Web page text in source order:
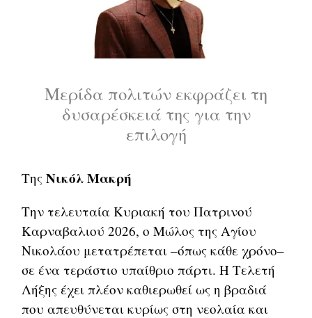
Μερίδα πολιτών εκφράζει τη
δυσαρέσκειά της για την
επιλογή
ΤηςΝικόλ Μακρή
Την τελευταία Κυριακή του Πατρινού
Καρναβαλιού 2026, ο Μώλος της Αγίου
Νικολάου μετατρέπεται –όπως κάθε χρόνο–
σε ένα τεράστιο υπαίθριο πάρτι. Η Τελετή
Λήξης έχει πλέον καθιερωθεί ως η βραδιά
που απευθύνεται κυρίως στη νεολαία και